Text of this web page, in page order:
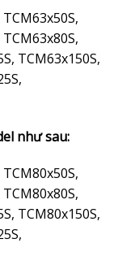
TCM63x150S,
như sau:
TCM80x150S,